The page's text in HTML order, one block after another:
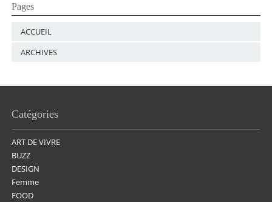
Pages
ACCUEIL
ARCHIVES
Catégories
ART DE VIVRE
BUZZ
DESIGN
Femme
FOOD